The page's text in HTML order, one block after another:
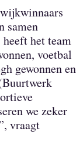
samen
het team
voetbal
gewonnen en
we zeker
vraagt